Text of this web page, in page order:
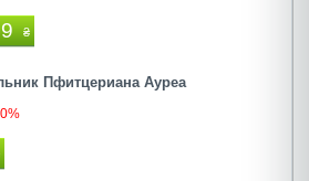
₴
Пфитцериана Ауреа